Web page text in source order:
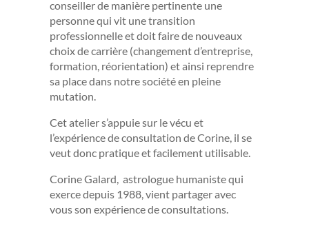
conseiller de manière pertinente une
personne qui vit une transition
professionnelle et doit faire de nouveaux
choix de carrière (changement d’entreprise,
formation, réorientation) et ainsi reprendre
sa place dans notre société en pleine
mutation.
Cet atelier s’appuie sur le vécu et
l’expérience de consultation de Corine, il se
veut donc pratique et facilement utilisable.
Corine Galard, astrologue humaniste qui
exerce depuis 1988, vient partager avec
vous son expérience de consultations.